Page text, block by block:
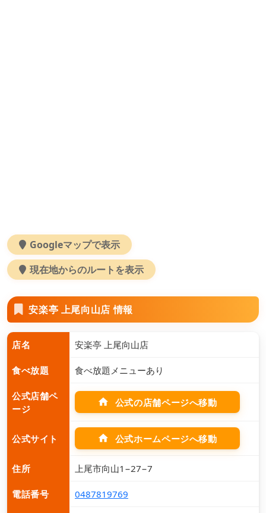
Googleマップで表示
現在地からのルートを表示
安楽亭 上尾向山店 情報
店名 安楽亭 上尾向山店
食べ放題 食べ放題メニューあり
公式店舗ペ
ージ
home 公式の店舗ページへ移動
公式サイト home 公式ホームページへ移動
住所 上尾市向山1−27−7
電話番号 0487819769